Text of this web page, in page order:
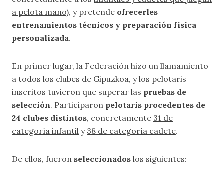
a pelota mano), y pretende ofrecerles
entrenamientos técnicos y preparación física
personalizada.
En primer lugar, la Federación hizo un llamamiento
a todos los clubes de Gipuzkoa, y los pelotaris
inscritos tuvieron que superar las pruebas de
selección. Participaron pelotaris procedentes de
24 clubes distintos, concretamente 31 de
categoría infantil y 38 de categoría cadete.
De ellos, fueron seleccionados los siguientes: